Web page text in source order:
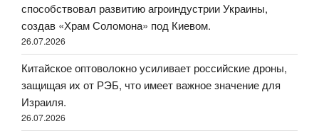
способствовал развитию агроиндустрии Украины,
создав «Храм Соломона» под Киевом.
26.07.2026
Китайское оптоволокно усиливает российские дроны,
защищая их от РЭБ, что имеет важное значение для
Израиля.
26.07.2026